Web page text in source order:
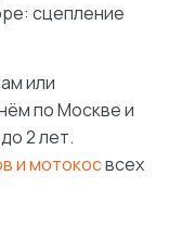
сцепление
или
по Москве и
2 лет.
и мотокосвсех